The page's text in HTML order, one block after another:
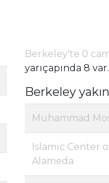
Berkeley'te 0
yarıçapında 8 var.
Berkeley
Muhammad
Islamic Center
Alameda